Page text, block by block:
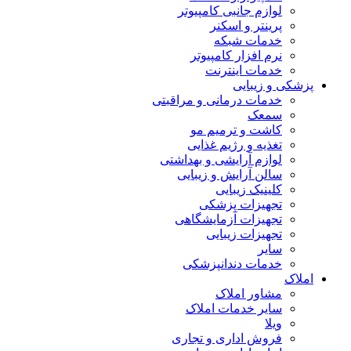
لوازم جانبی کامپیوتر
پرینتر و اسکنر
خدمات شبکه
نرم افزار کامپیوتر
خدمات اینترنت
پزشکی و زیبایی
خدمات درمانی و مراقبتی
سمعک
کاشت و ترمیم مو
تغذیه و رژیم غذایی
لوازم آرایشی و بهداشتی
سالن آرایش و زیبایی
کلینیک زیبایی
تجهیزات پزشکی
تجهیزات آزمایشگاهی
تجهیزات زیبایی
سایر
خدمات دندانپزشکی
املاک
مشاور املاک
سایر خدمات املاک
ویلا
فروش اداری و تجاری